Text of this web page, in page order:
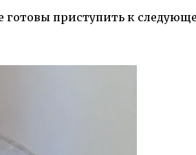
готовы приступить к